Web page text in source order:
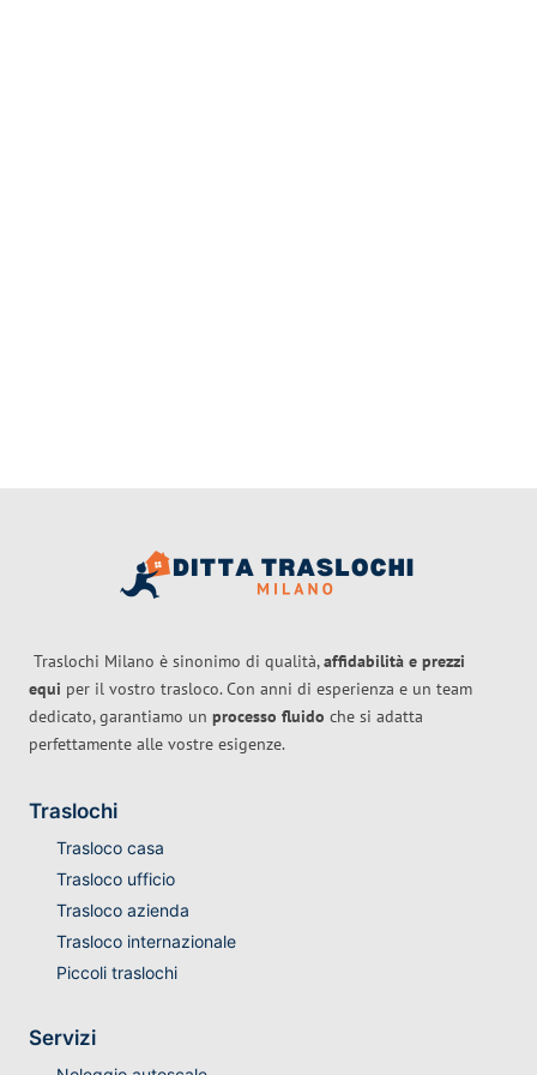
Traslochi Milano è sinonimo di qualità,affidabilità e prezzi
equi per il vostro trasloco. Con anni di esperienza e un team
dedicato, garantiamo un processo fluido che si adatta
perfettamente alle vostre esigenze.
Traslochi
Trasloco casa
Trasloco ufficio
Trasloco azienda
Trasloco internazionale
Piccoli traslochi
Servizi